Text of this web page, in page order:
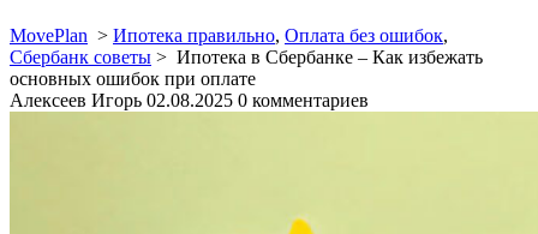
MovePlan > Ипотека правильно, Оплата без ошибок,
Сбербанк советы > Ипотека в Сбербанке – Как избежать
основных ошибок при оплате
Алексеев Игорь 02.08.2025 0 комментариев